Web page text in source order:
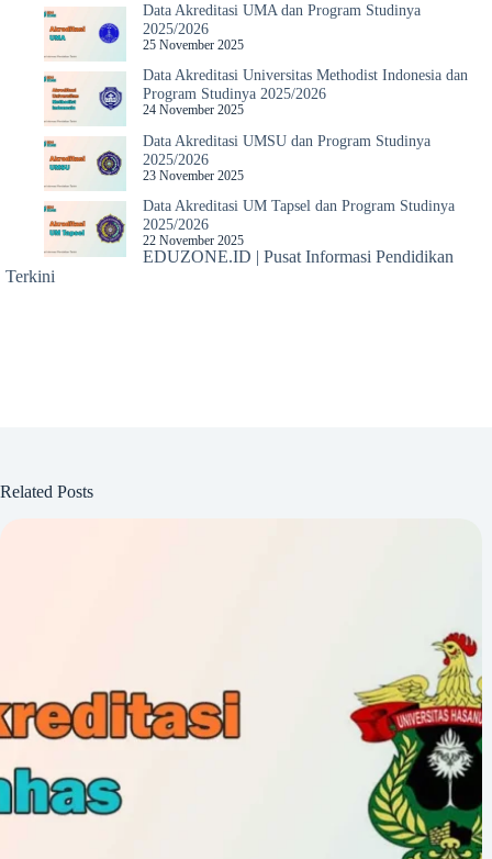
Data Akreditasi UMA dan Program Studinya
2025/2026
25 November 2025
Data Akreditasi Universitas Methodist Indonesia dan
Program Studinya 2025/2026
24 November 2025
Data Akreditasi UMSU dan Program Studinya
2025/2026
23 November 2025
Data Akreditasi UM Tapsel dan Program Studinya
2025/2026
22 November 2025
EDUZONE.ID | Pusat Informasi Pendidikan
Terkini
Related Posts